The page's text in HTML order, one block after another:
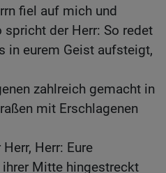
fiel auf mich und
spricht der Herr: So redet
in eurem Geist aufsteigt,
zahlreich gemacht in
mit Erschlagenen
Herr: Eure
Mitte hingestreckt